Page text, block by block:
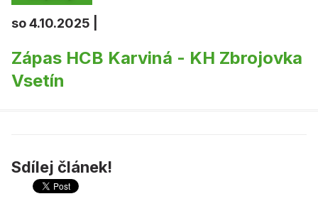
so 4.10.2025 |
Zápas HCB Karviná - KH Zbrojovka
Vsetín
Sdílej článek!